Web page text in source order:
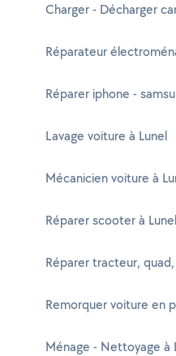
Charger - Décharger
Réparateur
Réparer iphone -
Lavage voiture à Lunel
Mécanicien voiture à
Réparer scooter à Lunel
Réparer tracteur,
Remorquer voiture en
Ménage - Nettoyage à